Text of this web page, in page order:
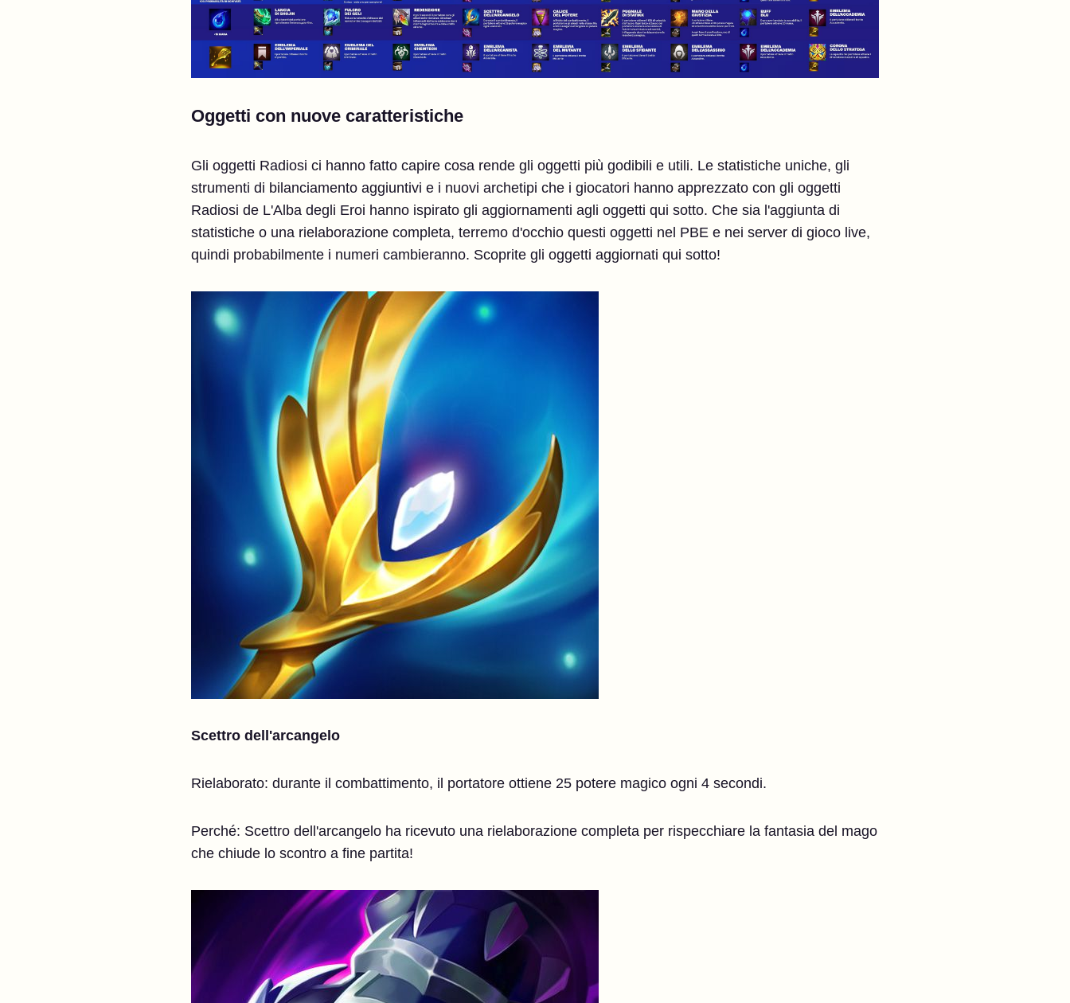
Oggetti con nuove caratteristiche
Gli oggetti Radiosi ci hanno fatto capire cosa rende gli oggetti più godibili e utili. Le statistiche uniche, gli
strumenti di bilanciamento aggiuntivi e i nuovi archetipi che i giocatori hanno apprezzato con gli oggetti
Radiosi de L'Alba degli Eroi hanno ispirato gli aggiornamenti agli oggetti qui sotto. Che sia l'aggiunta di
statistiche o una rielaborazione completa, terremo d'occhio questi oggetti nel PBE e nei server di gioco live,
quindi probabilmente i numeri cambieranno. Scoprite gli oggetti aggiornati qui sotto!
Scettro dell'arcangelo
Rielaborato: durante il combattimento, il portatore ottiene 25 potere magico ogni 4 secondi.
Perché: Scettro dell'arcangelo ha ricevuto una rielaborazione completa per rispecchiare la fantasia del mago
che chiude lo scontro a fine partita!